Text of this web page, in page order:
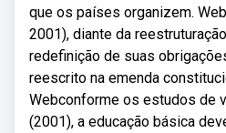
que os países organizem.
2001), diante da
redefinição de suas
reescrito na emenda
Webconforme os estudos de
(2001), a educação básica